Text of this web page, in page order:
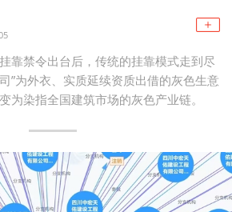
靠禁令出台后，传统的挂靠模式走到尽
”为外衣、实质延续资质出借的灰色生意
为染指全国建筑市场的灰色产业链。